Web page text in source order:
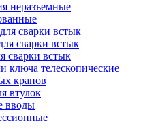
неразъемные
сварки встык
сварки встык
сварки встык
ключа телескопические
кранов
втулок
вводы